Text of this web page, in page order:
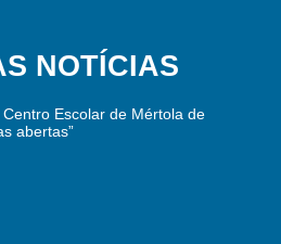
NOTÍCIAS
Centro Escolar de Mértola de
abertas”